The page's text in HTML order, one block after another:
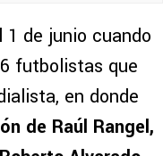
1 de junio cuando
futbolistas que
en donde
de Raúl Rangel,